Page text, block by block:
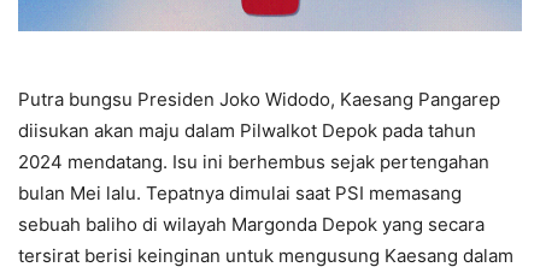
Putra bungsu Presiden Joko Widodo, Kaesang Pangarep
diisukan akan maju dalam Pilwalkot Depok pada tahun
2024 mendatang. Isu ini berhembus sejak pertengahan
bulan Mei lalu. Tepatnya dimulai saat PSI memasang
sebuah baliho di wilayah Margonda Depok yang secara
tersirat berisi keinginan untuk mengusung Kaesang dalam